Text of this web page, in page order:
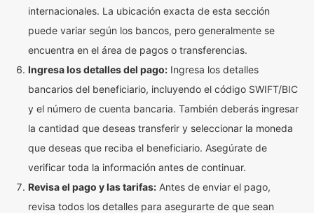
internacionales. La ubicación exacta de esta sección
puede variar según los bancos, pero generalmente se
encuentra en el área de pagos o transferencias.
Ingresa los detalles del pago: Ingresa los detalles
bancarios del beneficiario, incluyendo el código SWIFT/BIC
y el número de cuenta bancaria. También deberás ingresar
la cantidad que deseas transferir y seleccionar la moneda
que deseas que reciba el beneficiario. Asegúrate de
verificar toda la información antes de continuar.
Revisa el pago y las tarifas: Antes de enviar el pago,
revisa todos los detalles para asegurarte de que sean